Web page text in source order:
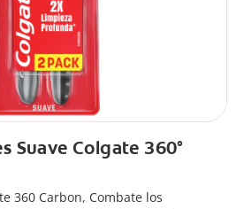
Suave Colgate 360°
360 ​​Carbon, Combate los